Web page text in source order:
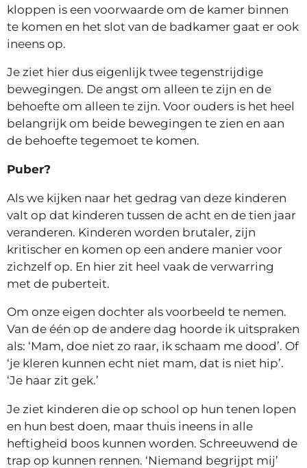
kloppen is een voorwaarde om de kamer binnen
te komen en het slot van de badkamer gaat er ook
ineens op.
Je ziet hier dus eigenlijk twee tegenstrijdige
bewegingen. De angst om alleen te zijn en de
behoefte om alleen te zijn. Voor ouders is het heel
belangrijk om beide bewegingen te zien en aan
de behoefte tegemoet te komen.
Puber?
Als we kijken naar het gedrag van deze kinderen
valt op dat kinderen tussen de acht en de tien jaar
veranderen. Kinderen worden brutaler, zijn
kritischer en komen op een andere manier voor
zichzelf op. En hier zit heel vaak de verwarring
met de puberteit.
Om onze eigen dochter als voorbeeld te nemen.
Van de één op de andere dag hoorde ik uitspraken
als: ‘Mam, doe niet zo raar, ik schaam me dood’. Of
‘je kleren kunnen echt niet mam, dat is niet hip’.
‘Je haar zit gek.’
Je ziet kinderen die op school op hun tenen lopen
en hun best doen, maar thuis ineens in alle
heftigheid boos kunnen worden. Schreeuwend de
trap op kunnen rennen. ‘Niemand begrijpt mij’